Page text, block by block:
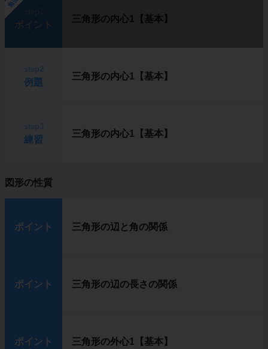
三角形の内心1【基本】
例題
三角形の内心1【基本】
練習
三角形の内心1【基本】
図形の性質
ポイント 三角形の辺と角の関係
ポイント 三角形の辺の長さの関係
ポイント 三角形の外心1【基本】